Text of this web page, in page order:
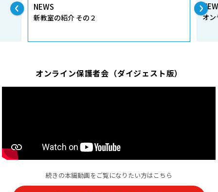
NEWS
新教室の紹介 その２ オ
オンライン保護者会（ダイジェスト版）
続きの本編動画をご覧になりたい方はこちら